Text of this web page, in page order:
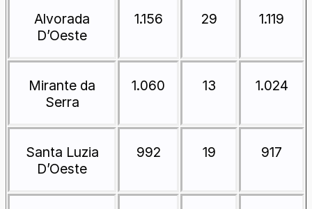
Alvorada
D’Oeste
1.156 29 1.119
Mirante da
Serra
1.060 13 1.024
Santa Luzia
D’Oeste
992 19 917